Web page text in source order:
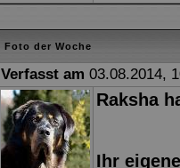
Foto der Woche
Verfasst am 03.08.2014,
Raksha
Ihr